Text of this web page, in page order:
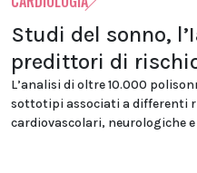
Studi del sonno,
predittori di
L’analisi di oltre 10.000
sottotipi associati a differenti
cardiovascolari, neurologiche